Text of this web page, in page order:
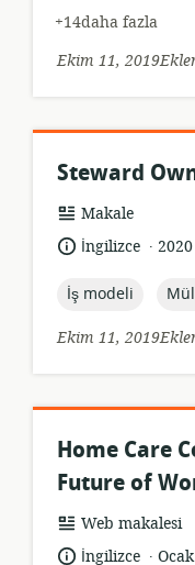
+14daha fazla
Ekim 11,
Steward
Kaynak
formatı:
Makale
Dil: İngilizce .
Yayın2020
topic:
İş modeli
Ekim 11,
Home Care
Future of
Kaynak
formatı:
Web makalesi
Dil: İngilizce .
Yayın